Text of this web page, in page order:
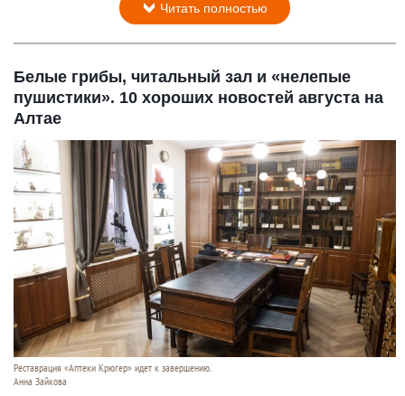
Читать полностью
Белые грибы, читальный зал и «нелепые
пушистики». 10 хороших новостей августа на
Алтае
Реставрация «Аптеки Крюгер» идет к завершению.
Анна Зайкова